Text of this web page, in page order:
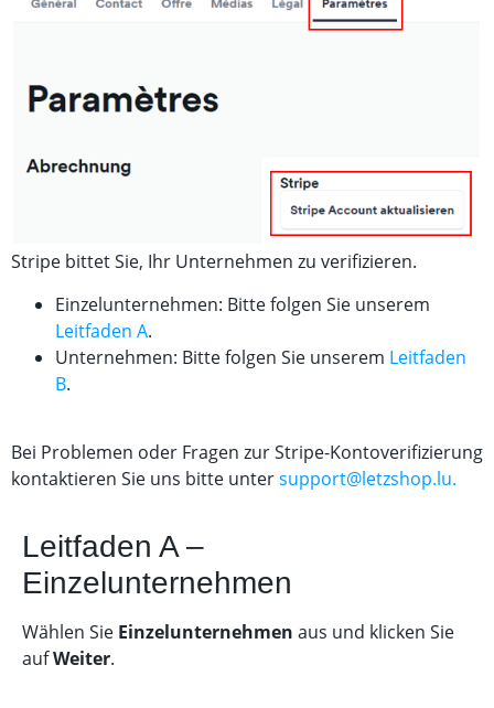
Stripe bittet Sie, Ihr Unternehmen zu verifizieren.
Einzelunternehmen: Bitte folgen Sie unserem
Leitfaden A.
Unternehmen: Bitte folgen Sie unserem Leitfaden
B.
Bei Problemen oder Fragen zur Stripe-Kontoverifizierung
kontaktieren Sie uns bitte untersupport@letzshop.lu.
Leitfaden A –
Einzelunternehmen
Wählen Sie Einzelunternehmen aus und klicken Sie
aufWeiter.